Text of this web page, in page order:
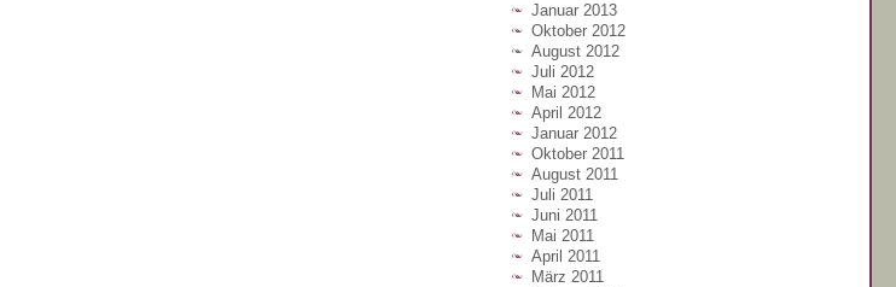
Januar 2013
Oktober 2012
August 2012
Juli 2012
Mai 2012
April 2012
Januar 2012
Oktober 2011
August 2011
Juli 2011
Juni 2011
Mai 2011
April 2011
März 2011